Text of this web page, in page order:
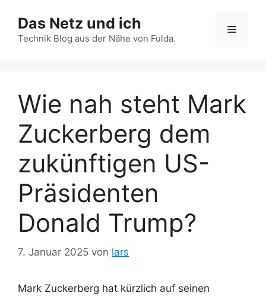
Inhalt
springen
Das Netz und ich
Technik Blog aus der Nähe von Fulda.
Menü
Wie nah steht Mark
Zuckerberg dem
zukünftigen US-
Präsidenten
Donald Trump?
7. Januar 2025 von lars
Mark Zuckerberg hat kürzlich auf seinen